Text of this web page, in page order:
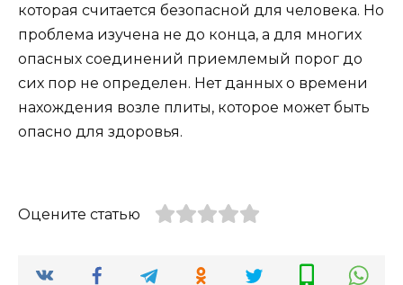
которая считается безопасной для человека. Но
проблема изучена не до конца, а для многих
опасных соединений приемлемый порог до
сих пор не определен. Нет данных о времени
нахождения возле плиты, которое может быть
опасно для здоровья.
Оцените статью